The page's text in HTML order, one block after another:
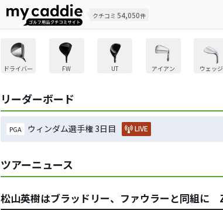
クチコミ 54,050件
ドライバー FW UT アイアン ウェッジ
リーダーボード
PGA ウィンダム選手権 3日目 LIVE
ツアーニュース
松山英樹はブラッドリー、ファウラーと同組に